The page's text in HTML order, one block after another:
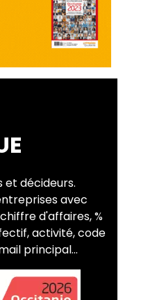
et décideurs.
avec
d'affaires, %
activité, code
principal...